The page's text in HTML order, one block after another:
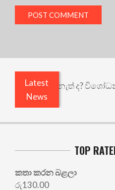
Latest
News
කුඩු නැත් ද? විශෝධනය
TOP
කතා කරන බළලා
රු130.00